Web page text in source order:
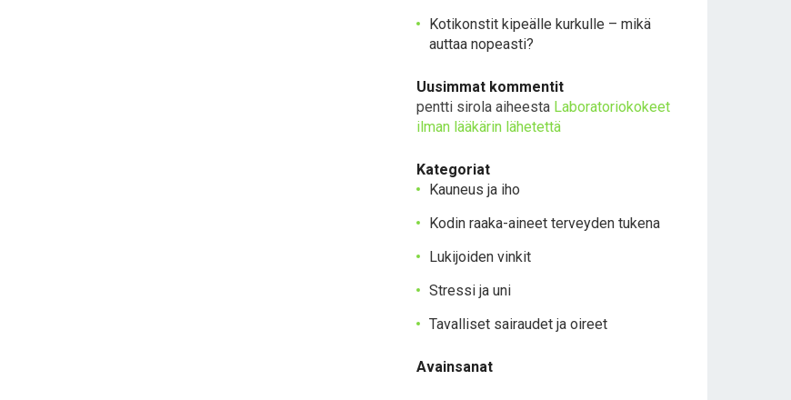
Kotikonstit kipeälle kurkulle – mikä
auttaa nopeasti?
Uusimmat kommentit
pentti sirola aiheesta Laboratoriokokeet
ilman lääkärin lähetettä
Kategoriat
Kauneus ja iho
Kodin raaka-aineet terveyden tukena
Lukijoiden vinkit
Stressi ja uni
Tavalliset sairaudet ja oireet
Avainsanat